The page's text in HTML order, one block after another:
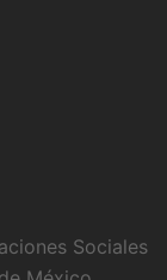
Sociales